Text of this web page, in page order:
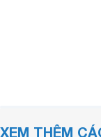
XEM THÊM